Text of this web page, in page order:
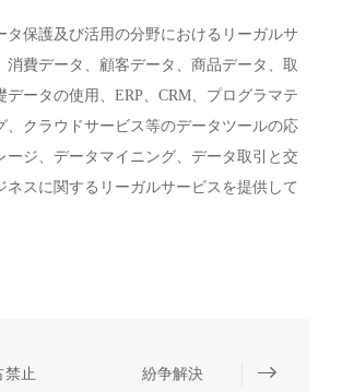
タ保護及び活用の分野におけるリーガルサ
消費データ、顧客データ、商品データ、取
データの使用、ERP、CRM、プログラマテ
、クラウドサービス等のデータツールの応
ージ、データマイニング、データ取引と交
ネスに関するリーガルサービスを提供して
禁止 紛争解決